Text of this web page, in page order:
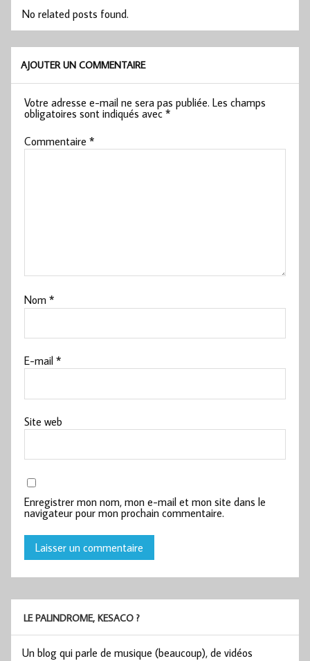
No related posts found.
AJOUTER UN COMMENTAIRE
Votre adresse e-mail ne sera pas publiée. Les champs
obligatoires sont indiqués avec*
Commentaire*
Nom*
E-mail*
Site web
Enregistrer mon nom, mon e-mail et mon site dans le
navigateur pour mon prochain commentaire.
LE PALINDROME, KESACO ?
Un blog qui parle de musique (beaucoup), de vidéos